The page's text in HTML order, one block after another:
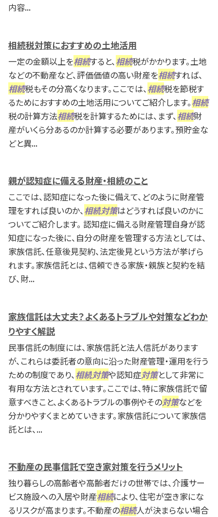
内容...
相続税対策におすすめの土地活用
一定の金額以上を相続すると、 相続税がかかります。土地
などの不動産など、評価価値の高い財産を相続すれば、
相続税もその分高くなります。ここでは、 相続税を節税す
るためにおすすめの土地活用についてご紹介します。相続
税の計算方法相続税を計算するためには、まず、 相続財
産がいくら分あるのか計算する必要があります。預貯金な
どと異...
親が認知症に備える財産・相続のこと
ここでは、認知症になった後に備えて、どのように財産管
理をすれば良いのか、相続対策はどうすれば良いのかに
ついてご紹介します。 認知症に備える財産管理自身が認
知症になった後に、自分の財産を管理する方法としては、
家族信託、任意後見契約、法定後見という方法が挙げら
れます。家族信託とは、信頼できる家族・親族と契約を結
び、財...
家族信託は大丈夫？よくあるトラブルや対策などわか
りやすく解説
民事信託の制度には、家族信託と法人信託があります
が、これらは委託者の意向に沿った財産管理・運用を行う
ための制度であり、 相続対策や認知症対策として非常に
有用な方法とされています。ここでは、特に家族信託で留
意すべきこと、よくあるトラブルの事例やその対策などを
分かりやすくまとめていきます。家族信託について家族信
託とは、...
不動産の民事信託で空き家対策を行うメリット
独り暮らしの高齢者や高齢者だけの世帯では、介護サー
ビス施設への入居や財産相続により、住宅が空き家にな
るリスクが高まります。不動産の相続人が決まらない場合